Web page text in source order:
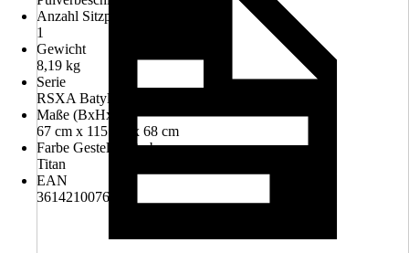
Anzahl Sitzplätze
1
Gewicht
8,19 kg
Serie
RSXA Batyline
Maße (BxHxT)
67 cm x 115 cm x 68 cm
Farbe Gestell/Unterbau
Titan
EAN
3614210076792